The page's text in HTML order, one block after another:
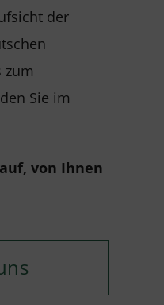
der
zum
Sie im
von Ihnen